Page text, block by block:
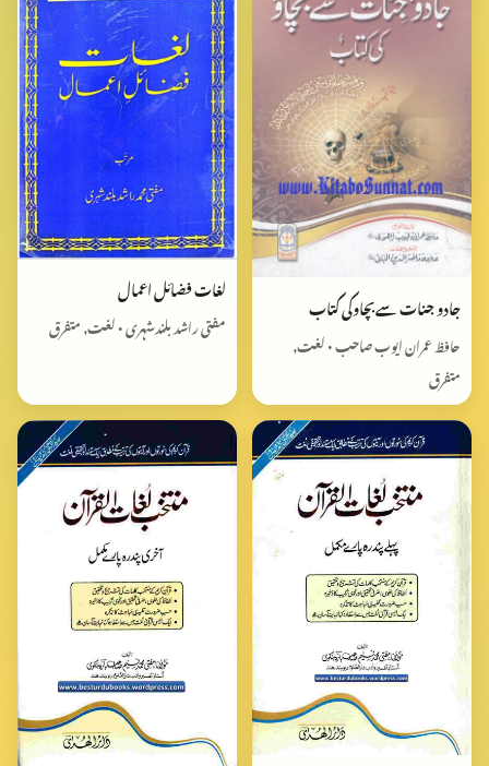
جادو جنات سےبچاوکی کتاب
حافظ عمران ایوب صاحب • لغت,
متفرق
لغات فضائل اعمال
مفتی راشد بلندشہری • لغت, متفرق